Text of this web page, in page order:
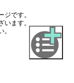
です。
ます。